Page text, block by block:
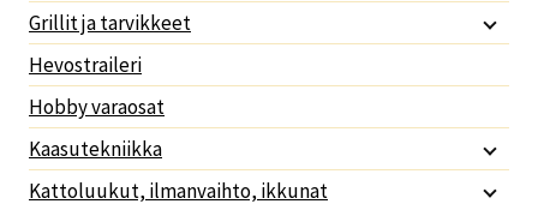
Grillit ja tarvikkeet
Hevostraileri
Hobby varaosat
Kaasutekniikka
Kattoluukut, ilmanvaihto, ikkunat